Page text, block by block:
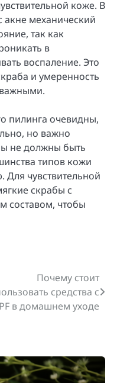
коже. В
акне механический
так как
в
воспаление. Это
и умеренность
пилинга очевидны,
но важно
не должны быть
типов кожи
Для чувствительной
скрабы с
составом, чтобы
Почему стоит
средства с
в домашнем уходе